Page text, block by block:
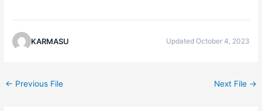
KARMASU Updated October 4, 2023
← Previous File Next File →